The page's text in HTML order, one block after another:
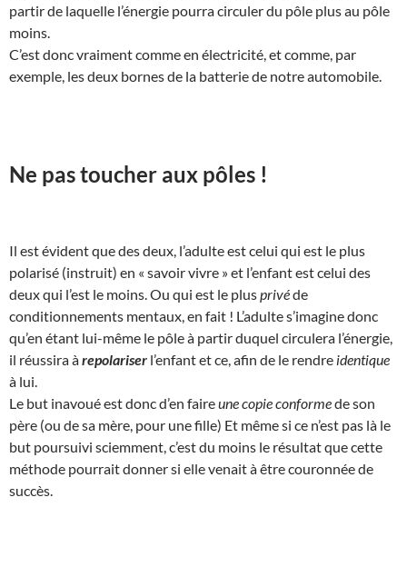
partir de laquelle l’énergie pourra circuler du pôle plus au pôle
moins.
C’est donc vraiment comme en électricité, et comme, par
exemple, les deux bornes de la batterie de notre automobile.
Ne pas toucher aux pôles !
Il est évident que des deux, l’adulte est celui qui est le plus
polarisé (instruit) en « savoir vivre » et l’enfant est celui des
deux qui l’est le moins. Ou qui est le plusprivéde
conditionnements mentaux, en fait ! L’adulte s’imagine donc
qu’en étant lui-même le pôle à partir duquel circulera l’énergie,
il réussira àrepolariser l’enfant et ce, afin de le rendre identique
à lui.
Le but inavoué est donc d’en faireune copie conformede son
père (ou de sa mère, pour une fille) Et même si ce n’est pas là le
but poursuivi sciemment, c’est du moins le résultat que cette
méthode pourrait donner si elle venait à être couronnée de
succès.